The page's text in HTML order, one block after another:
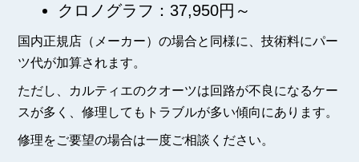
クロノグラフ：37,950円～
国内正規店（メーカー）の場合と同様に、技術料にパー
ツ代が加算されます。
ただし、カルティエのクオーツは回路が不良になるケー
スが多く、修理してもトラブルが多い傾向にあります。
修理をご要望の場合は一度ご相談ください。